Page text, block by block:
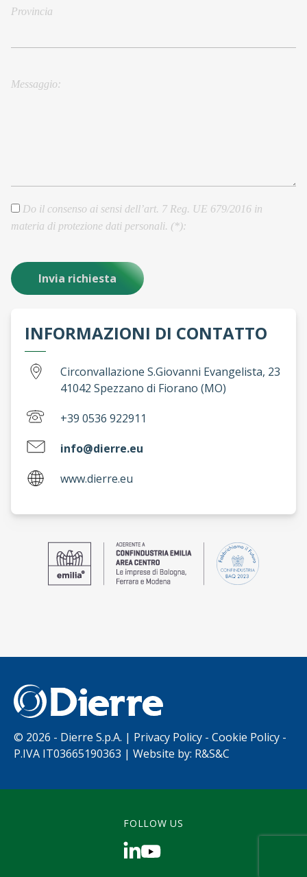
Provincia
Messaggio
Do il consenso ai sensi dell’art. 7 Reg. UE 679/2016 in
materia di protezione dati personali. (*)
INFORMAZIONI DI CONTATTO
Circonvallazione S.Giovanni Evangelista, 23
41042 Spezzano di Fiorano (MO)
+39 0536 922911
info@dierre.eu
www.dierre.eu
© 2026 - Dierre S.p.A. | Privacy Policy - Cookie Policy -
P.IVA IT03665190363 | Website by: R&S&C
FOLLOW US